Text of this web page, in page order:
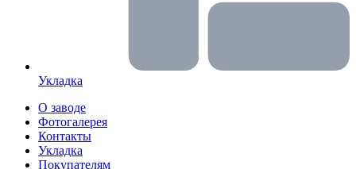
Укладка
О заводе
Фотогалерея
Контакты
Укладка
Покупателям